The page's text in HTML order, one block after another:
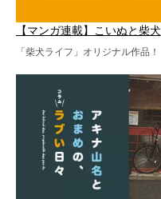
【マンガ連載】こいぬと柴犬
「柴犬ライフ」オリジナル作品！